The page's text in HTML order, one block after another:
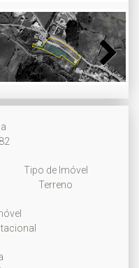
Next
Tipo de Imóvel
Terreno